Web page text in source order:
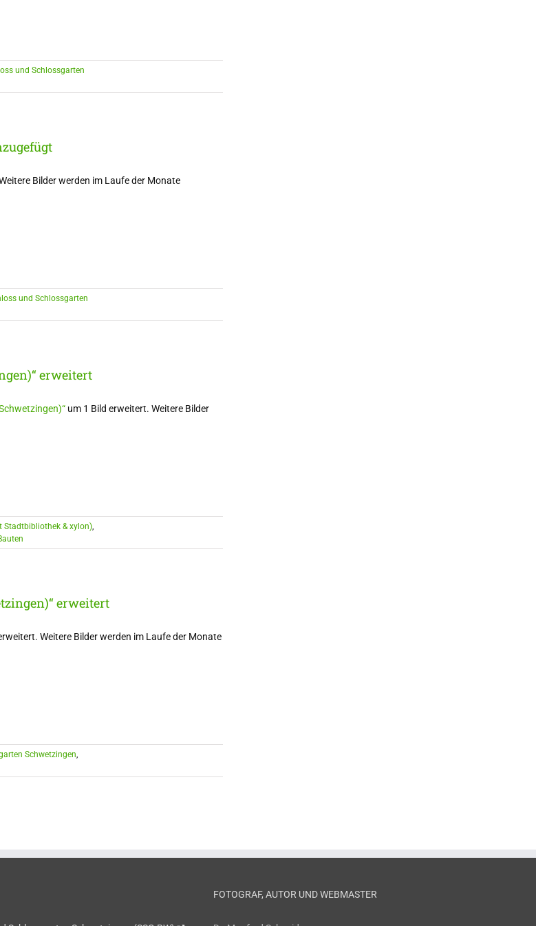
und Schlossgarten
Bilder werden im Laufe der Monate
und Schlossgarten
erweitert
um 1 Bild erweitert. Weitere Bilder
Stadtbibliothek & xylon),
erweitert
Weitere Bilder werden im Laufe der Monate
Schwetzingen,
FOTOGRAF, AUTOR UND WEBMASTER